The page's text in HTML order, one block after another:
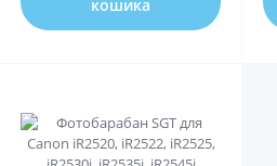
кошика